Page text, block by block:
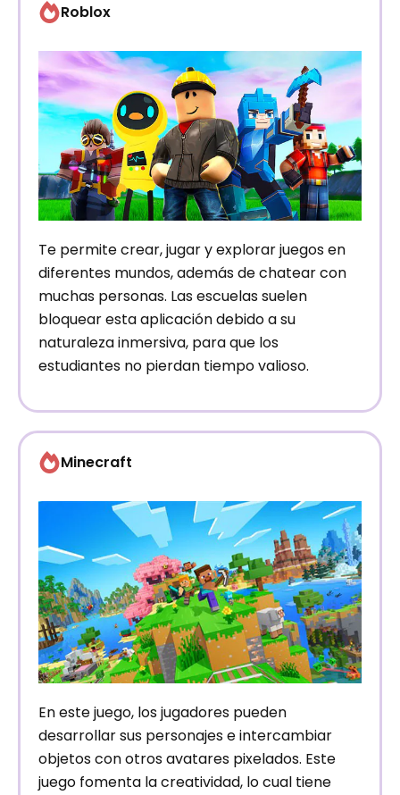
Roblox
Te permite crear, jugar y explorar juegos en
diferentes mundos, además de chatear con
muchas personas. Las escuelas suelen
bloquear esta aplicación debido a su
naturaleza inmersiva, para que los
estudiantes no pierdan tiempo valioso.
Minecraft
En este juego, los jugadores pueden
desarrollar sus personajes e intercambiar
objetos con otros avatares pixelados. Este
juego fomenta la creatividad, lo cual tiene